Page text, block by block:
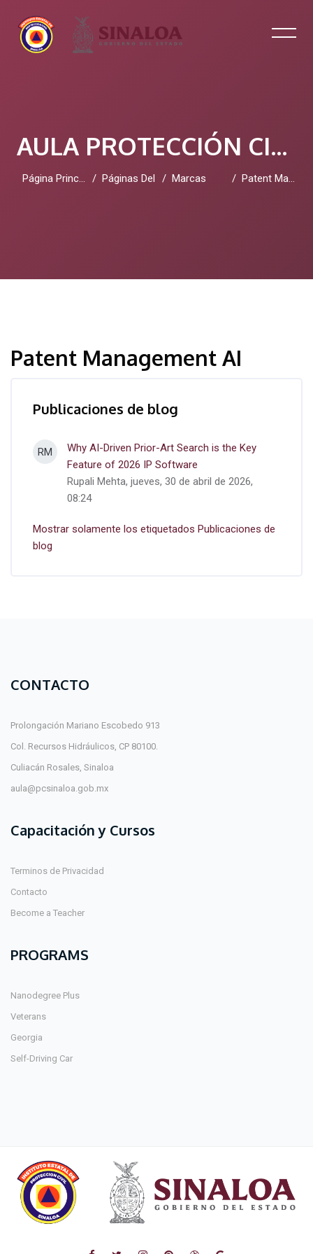
AULA PROTECCIÓN CIVIL SINALOA
Página Principal Páginas Del SitioMarcas Patent Management AI
Patent Management AI
Publicaciones de blog
RM
Why AI-Driven Prior-Art Search is the Key
Feature of 2026 IP Software
Rupali Mehta, jueves, 30 de abril de 2026,
08:24
Mostrar solamente los etiquetados Publicaciones de
blog
CONTACTO
Prolongación Mariano Escobedo 913
Col. Recursos Hidráulicos, CP 80100.
Culiacán Rosales, Sinaloa
aula@pcsinaloa.gob.mx
Capacitación y Cursos
Terminos de Privacidad
Contacto
Become a Teacher
PROGRAMS
Nanodegree Plus
Veterans
Georgia
Self-Driving Car